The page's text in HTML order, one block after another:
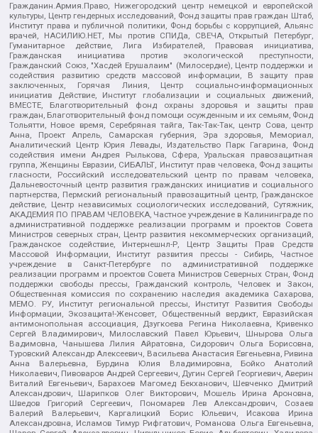
Гражданин.Армия.Право, Нижегородский центр немецкой и европейской
культуры, Центр гендерных исследований, Фонд защиты прав граждан Штаб,
Институт права и публичной политики, Фонд борьбы с коррупцией, Альянс
врачей, НАСИЛИЮ.НЕТ, Мы против СПИДа, СВЕЧА, Открытый Петербург,
Гуманитарное действие, Лига Избирателей, Правовая инициатива,
Гражданская инициатива против экологической преступности,
Гражданский Союз, "Хасдей Ерушалаим" (Милосердие), Центр поддержки и
содействия развитию средств массовой информации, В защиту прав
заключенных, Горячая Линия, Центр социально-информационных
инициатив Действие, Институт глобализации и социальных движений,
ВМЕСТЕ, Благотворительный фонд охраны здоровья и защиты прав
граждан, Благотворительный фонд помощи осужденным и их семьям, Фонд
Тольятти, Новое время, Серебряная тайга, Так-Так-Так, центр Сова, центр
Анна, Проект Апрель, Самарская губерния, Эра здоровья, Мемориал,
Аналитический Центр Юрия Левады, Издательство Парк Гагарина, Фонд
содействия имени Андрея Рылькова, Сфера, Уральская правозащитная
группа, Женщины Евразии, СИБАЛЬТ, Институт прав человека, Фонд защиты
гласности, Российский исследовательский центр по правам человека,
Дальневосточный центр развития гражданских инициатив и социального
партнерства, Пермский региональный правозащитный центр, Гражданское
действие, Центр независимых социологических исследований, Сутяжник,
АКАДЕМИЯ ПО ПРАВАМ ЧЕЛОВЕКА, Частное учреждение в Калининграде по
административной поддержке реализации программ и проектов Совета
Министров северных стран, Центр развития некоммерческих организаций,
Гражданское содействие, Интернешнл-Р, Центр Защиты Прав Средств
Массовой Информации, Институт развития прессы - Сибирь, Частное
учреждение в Санкт-Петербурге по административной поддержке
реализации программ и проектов Совета Министров Северных Стран, Фонд
поддержки свободы прессы, Гражданский контроль, Человек и Закон,
Общественная комиссия по сохранению наследия академика Сахарова,
МЕМО. РУ, Институт региональной прессы, Институт Развития Свободы
Информации, Экозащита!-Женсовет, Общественный вердикт, Евразийская
антимонопольная ассоциация, Дзугкоева Регина Николаевна, Кривенко
Сергей Владимирович, Милославский Павел Юрьевич, Шнырова Ольга
Вадимовна, Чанышева Лилия Айратовна, Сидорович Ольга Борисовна,
Туровский Александр Алексеевич, Васильева Анастасия Евгеньевна, Ривина
Анна Валерьевна, Бурдина Юлия Владимировна, Бойко Анатолий
Николаевич, Пивоваров Андрей Сергеевич, Дугин Сергей Георгиевич, Аверин
Виталий Евгеньевич, Барахоев Магомед Бекханович, Шевченко Дмитрий
Александрович, Шарипков Олег Викторович, Мошель Ирина Ароновна,
Шведов Григорий Сергеевич, Пономарев Лев Александрович, Созаев
Валерий Валерьевич, Каргалицкий Борис Юльевич, Исакова Ирина
Александровна, Исламов Тимур Рифгатович, Романова Ольга Евгеньевна,